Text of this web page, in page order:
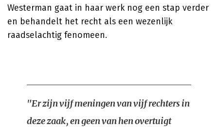
Westerman gaat in haar werk nog een stap verder
en behandelt het recht als een wezenlijk
raadselachtig fenomeen.
"Er zijn vijf meningen van vijf rechters in
deze zaak, en geen van hen overtuigt